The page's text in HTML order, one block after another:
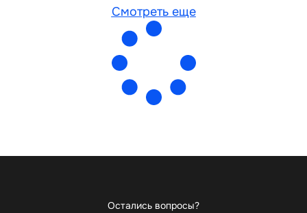
Смотреть еще
Остались вопросы?